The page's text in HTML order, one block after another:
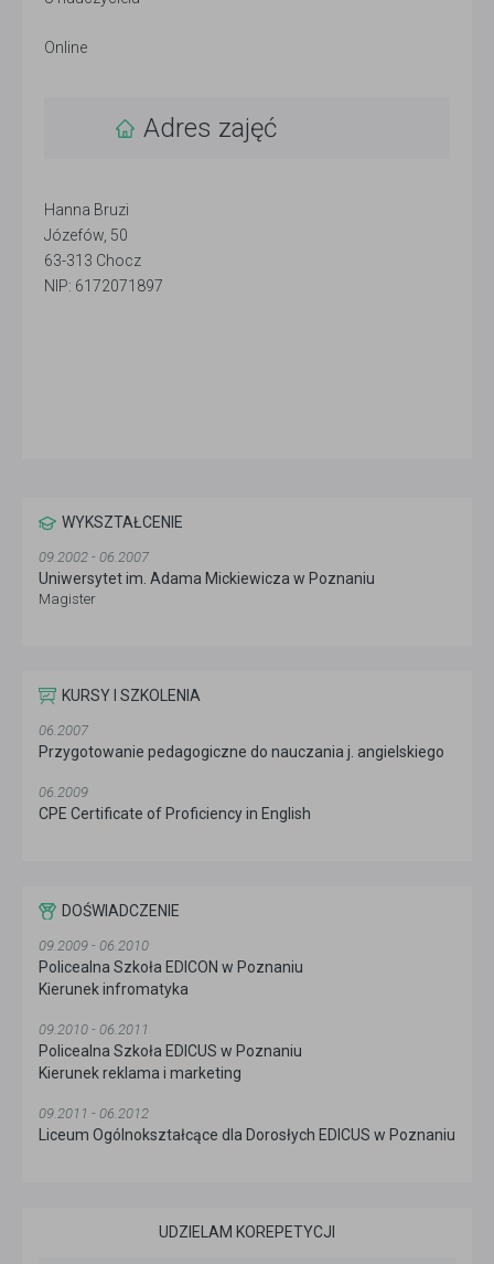
Online
Adres zajęć
Hanna Bruzi
Józefów, 50
63-313 Chocz
NIP: 6172071897
WYKSZTAŁCENIE
09.2002 - 06.2007
Uniwersytet im. Adama Mickiewicza w Poznaniu
Magister
KURSY I SZKOLENIA
06.2007
Przygotowanie pedagogiczne do nauczania j. angielskiego
06.2009
CPE Certificate of Proficiency in English
DOŚWIADCZENIE
09.2009 - 06.2010
Policealna Szkoła EDICON w Poznaniu
Kierunek infromatyka
09.2010 - 06.2011
Policealna Szkoła EDICUS w Poznaniu
Kierunek reklama i marketing
09.2011 - 06.2012
Liceum Ogólnokształcące dla Dorosłych EDICUS w Poznaniu
UDZIELAM KOREPETYCJI